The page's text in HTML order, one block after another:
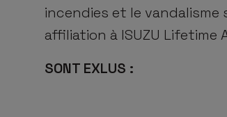
incendies et le
affiliation à ISUZU Lifetime
SONT EXLUS :